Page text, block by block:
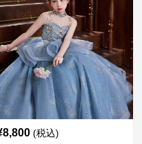
8,800 (税込)